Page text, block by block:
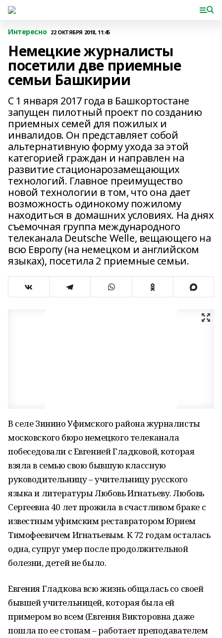
Интересно 22 ОКТЯБРЯ 2018, 11:45
Немецкие журналисты
посетили две приемные
семьи Башкирии
С 1 января 2017 года в Башкортостане
запущен пилотный проект по созданию
приемных семей для пожилых и
инвалидов. Он представляет собой
альтернативную форму ухода за этой
категорией граждан и направлен на
развитие стационарозамещающих
технологий. Главное преимущество
новой технологии в том, что она дает
возможность одинокому пожилому
находиться в домашних условиях. На днях
съемочная группа международного
телеканала Deutsche Welle, вещающего на
всю Европу (на немецком и английском
языках), посетила 2 приемные семьи.
В селе Зинино Уфимского района журналисты
московского бюро немецкого телеканала
побеседовали с Евгенией Гладковой, которая
взяла в семью свою бывшую классную
руководительницу – учительницу русского
языка и литературы Любовь Игнатьеву. Любовь
Сергеевна 40 лет прожила в счастливом браке с
известным уфимским реставратором Юрием
Тимофеевичем Игнатьевым. К 72 годам осталась
одна, супруг умер после продолжительной
болезни, детей не было.
Евгения Гладкова всю жизнь общалась со своей
бывшей учительницей, которая была ей
примером во всем (Евгения Викторовна даже
пошла по ее стопам – работает преподавателем